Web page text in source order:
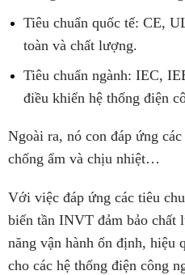
Tiêu chuẩn quốc tế: CE,
toàn và chất lượng.
Tiêu chuẩn ngành: IEC,
điều khiển hệ thống điện
Ngoài ra, nó con đáp ứng
chống ẩm và chịu nhiệt…
Với việc đáp ứng các tiêu
biến tần INVT đảm bảo chất
năng vận hành ổn định, hiệu
cho các hệ thống điện công